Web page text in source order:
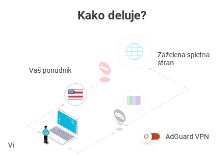
Kako deluje?
Vaš ponudnik
Vi
Zaželena spletna
stran
AdGuard VPN